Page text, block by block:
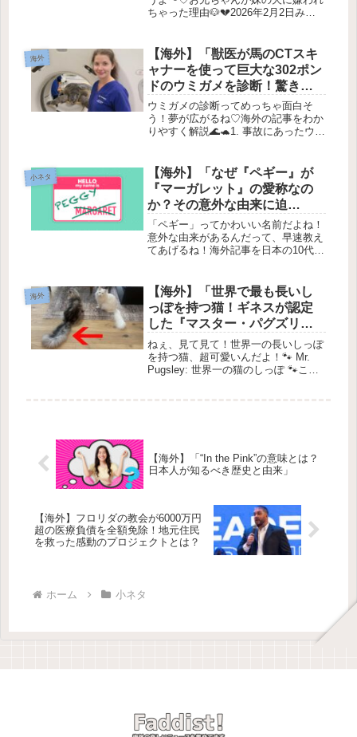
ちゃった理由🐶💔2026年2月2日みん
「あなたのことが大嫌い！」って言っ
てるみたいな顔をする犬もいるんだ
よ...
海外
【海外】「獣医が馬のCTスキ
ャナーを使って巨大な302ポン
ドのウミガメを診断！驚きの
発見とは？」
ウミガメの診断ってめっちゃ面白そ
う！夢が広がるね♡海外の記事をわか
りやすく解説🌊🐢1. 事故にあったウミ
てしまったの！そのウミガメの名前は
「ペニーワイズ」。病院に運ばれた
ん...
小ネタ
【海外】「なぜ『ペギー』が
『マーガレット』の愛称なの
か？その意外な由来に迫
る！」
「ペギー」ってかわいい名前だよね！
意外な由来があるんだって、早速教え
てあげるね！海外記事を日本の10代向
世界のことをもっと知ろう！💖1. トピ
ック紹介 🤔今回は、サステナビ...
海外
【海外】「世界で最も長いし
っぽを持つ猫！ギネスが認定
した『マスター・パグズリ
ー』とは？」
ねぇ、見て見て！世界一の長いしっぽ
を持つ猫、超可愛いんだよ！🐾 Mr.
Pugsley: 世界一の猫のしっぽ 🐾こん
【海外】「“In the Pink”の意味とは？
日本人が知るべき歴史と由来」
【海外】フロリダの教会が6000万円
超の医療負債を全額免除！地元住民
を救った感動のプロジェクトとは？
ホーム 小ネタ